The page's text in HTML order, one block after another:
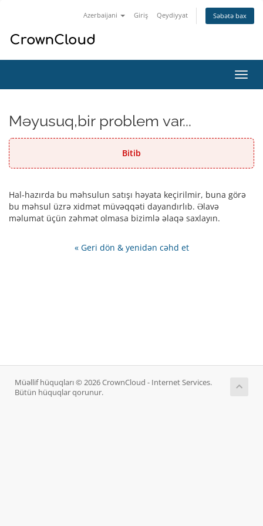
Azerbaijani Giriş Qeydiyyat Səbətə bax
keçid
Məyusuq,bir problem var...
Bitib
Hal-hazırda bu məhsulun satışı həyata keçirilmir, buna görə
bu məhsul üzrə xidmət müvəqqəti dayandırlıb. Əlavə
məlumat üçün zəhmət olmasa bizimlə əlaqə saxlayın.
« Geri dön & yenidən cəhd et
Müəllif hüquqları © 2026 CrownCloud - Internet Services.
Bütün hüquqlar qorunur.